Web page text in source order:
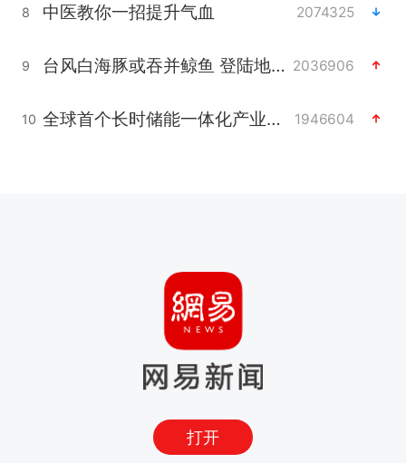
8 中医教你一招提升气血 2074325
9 台风白海豚或吞并鲸鱼 登陆地点更新 2036906
10 全球首个长时储能一体化产业园量产 1946604
打开